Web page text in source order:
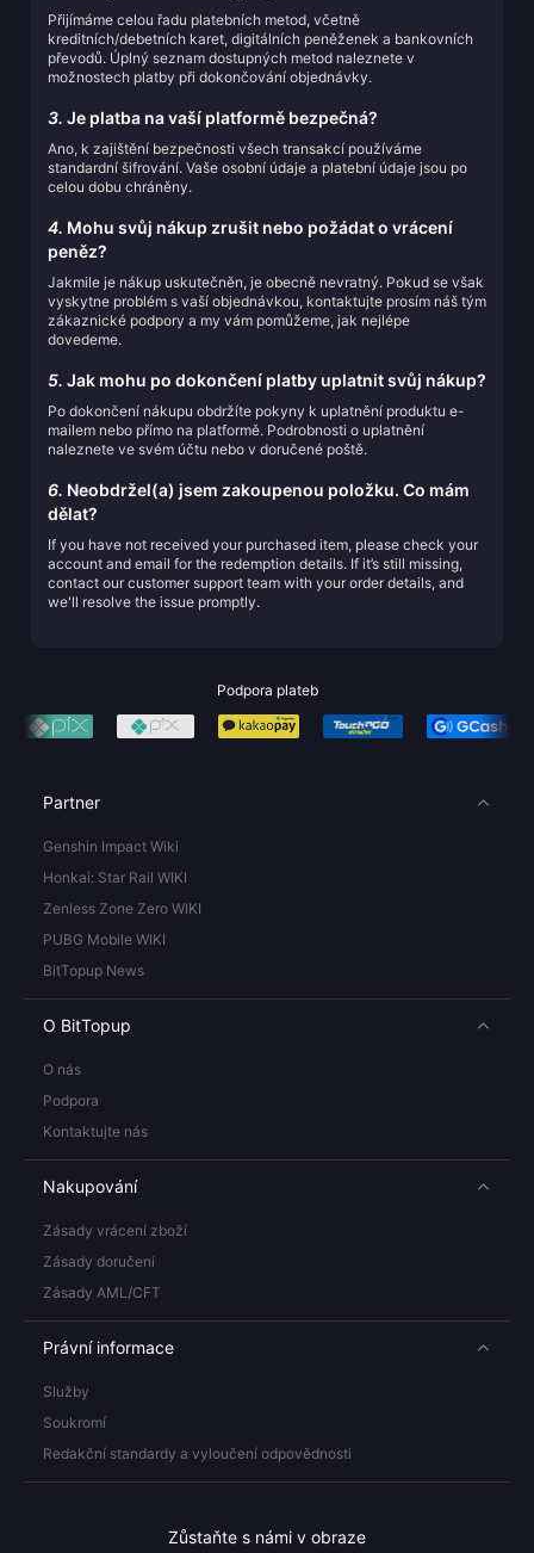
Přijímáme celou řadu platebních metod, včetně
kreditních/debetních karet, digitálních peněženek a bankovních
převodů. Úplný seznam dostupných metod naleznete v
možnostech platby při dokončování objednávky.
3. Je platba na vaší platformě bezpečná?
Ano, k zajištění bezpečnosti všech transakcí používáme
standardní šifrování. Vaše osobní údaje a platební údaje jsou po
celou dobu chráněny.
4. Mohu svůj nákup zrušit nebo požádat o vrácení
peněz?
Jakmile je nákup uskutečněn, je obecně nevratný. Pokud se však
vyskytne problém s vaší objednávkou, kontaktujte prosím náš tým
zákaznické podpory a my vám pomůžeme, jak nejlépe
dovedeme.
5. Jak mohu po dokončení platby uplatnit svůj nákup?
Po dokončení nákupu obdržíte pokyny k uplatnění produktu e-
mailem nebo přímo na platformě. Podrobnosti o uplatnění
naleznete ve svém účtu nebo v doručené poště.
6. Neobdržel(a) jsem zakoupenou položku. Co mám
dělat?
If you have not received your purchased item, please check your
account and email for the redemption details. If it’s still missing,
contact our customer support team with your order details, and
we'll resolve the issue promptly.
Podpora plateb
Partner
Genshin Impact Wiki
Honkai: Star Rail WIKI
Zenless Zone Zero WIKI
PUBG Mobile WIKI
BitTopup News
O BitTopup
O nás
Podpora
Kontaktujte nás
Nakupování
Zásady vrácení zboží
Zásady doručení
Zásady AML/CFT
Právní informace
Služby
Soukromí
Redakční standardy a vyloučení odpovědnosti
Zůstaňte s námi v obraze